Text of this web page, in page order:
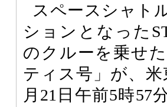
スペースシャト
ションとなった
のクルーを乗せ
ティス号」が、米
月21日午前5時57